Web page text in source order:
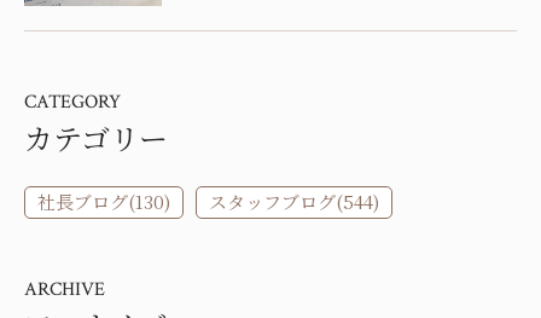
CATEGORY
カテゴリー
社長ブログ(130) スタッフブログ(544)
ARCHIVE